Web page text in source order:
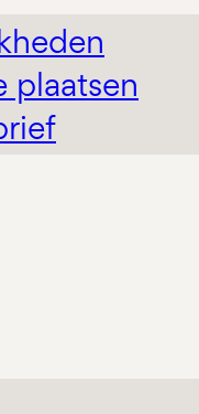
plaatsen